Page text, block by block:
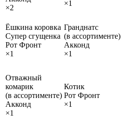
×2
×1
Ёшкина коровка
Супер сгущенка
Рот Фронт
×1
Гранднатс
(в ассортименте)
Акконд
×1
Отважный
комарик
(в ассортименте)
Акконд
×1
Котик
Рот Фронт
×1